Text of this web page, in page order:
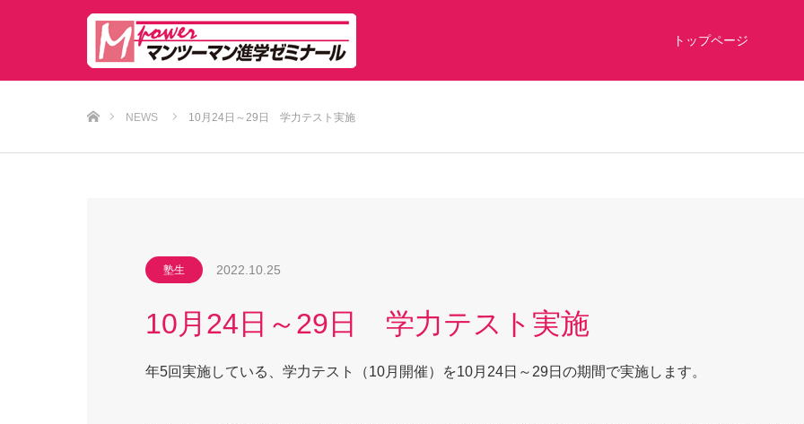
トップページ
NEWS 10月24日～29日 学力テスト実施
塾生 2022.10.25
10月24日～29日 学力テスト実施
年5回実施している、学力テスト（10月開催）を10月24日～29日の期間で実施します。